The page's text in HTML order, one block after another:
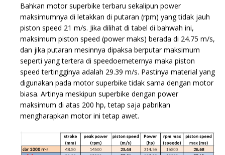
Bahkan motor superbike terbaru sekalipun power
maksimumnya di letakkan di putaran (rpm) yang tidak jauh
piston speed 21 m/s. Jika dilihat di tabel di bahwah ini,
maksimum piston speed (power maks) berada di 24.75 m/s,
dan jika putaran mesinnya dipaksa berputar maksimum
seperti yang tertera di speedoemeternya maka piston
speed tertingginya adalah 29.39 m/s. Pastinya material yang
digunakan pada motor superbike tidak sama dengan motor
biasa. Artinya meskipun superbike dengan power
maksimum di atas 200 hp, tetap saja pabrikan
mengharapkan motor ini tetap awet.